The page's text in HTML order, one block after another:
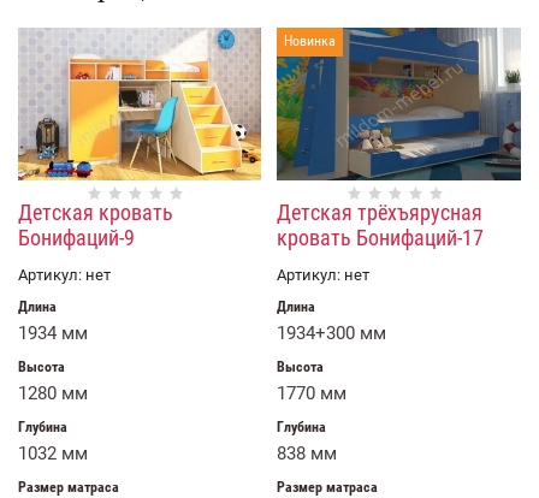
ВОЙТИ
Регистрация
Детская кровать
Бонифаций-9
Артикул: нет
Длина
1934 мм
Высота
1280 мм
Глубина
1032 мм
Размер матраса
Новинка
Детская трёхъярусная
кровать Бонифаций-17
Артикул: нет
Длина
1934+300 мм
Высота
1770 мм
Глубина
838 мм
Размер матраса